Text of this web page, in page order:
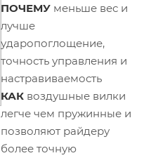
ПОЧЕМУ меньше вес и
лучше
ударопоглощение,
точность управления и
настравиваемость
КАК воздушные вилки
легче чем пружинные и
позволяют райдеру
более точную